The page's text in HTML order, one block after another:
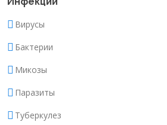
Вирусы
Бактерии
Микозы
Паразиты
Туберкулез